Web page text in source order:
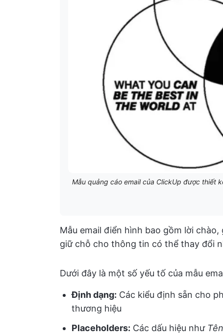
Mẫu quảng cáo email của ClickUp được thiết
Mẫu email điển hình bao gồm lời
giữ chỗ cho thông tin có thể thay đổi
Dưới đây là một số yếu tố của mẫu
Định dạng: Các kiểu định sẵn cho
thương hiệu
Placeholders: Các dấu hiệu như Tên